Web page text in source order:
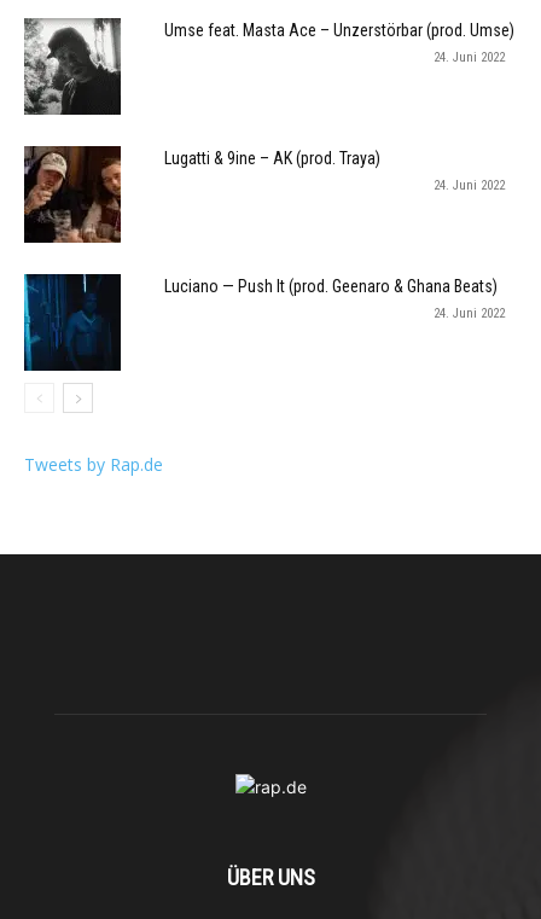
Umse feat. Masta Ace – Unzerstörbar (prod. Umse)
24. Juni 2022
Lugatti & 9ine – AK (prod. Traya)
24. Juni 2022
Luciano — Push It (prod. Geenaro & Ghana Beats)
24. Juni 2022
Tweets by Rap.de
ÜBER UNS